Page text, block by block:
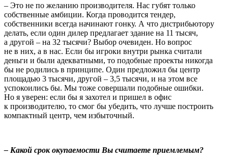
– Это не по желанию производителя. Нас губят только
собственные амбиции. Когда проводится тендер,
собственники всегда начинают гонку. А что дистрибьютору
делать, если один дилер предлагает здание на 11 тысяч,
а другой – на 32 тысячи? Выбор очевиден. Но вопрос
не в них, а в нас. Если бы игроки внутри рынка считали
деньги и были адекватными, то подобные проекты никогда
бы не родились в принципе. Один предложил бы центр
площадью 3 тысячи, другой – 3,5 тысячи, и на этом все
успокоились бы. Мы тоже совершали подобные ошибки.
Но я уверен: если бы я захотел и пришел в офис
к производителю, то смог бы убедить, что лучше построить
компактный центр, чем избыточный.
– Какой срок окупаемости Вы считаете приемлемым?